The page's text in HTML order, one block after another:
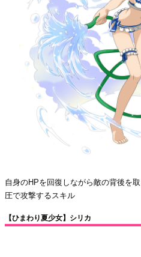
自身のHPを回復しながら敵の背後を
圧で攻撃するスキル
【ひまわり夏少女】シリカ